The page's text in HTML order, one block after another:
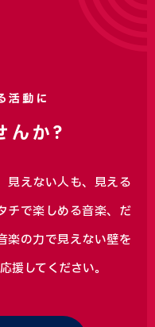
活動に
んか?
見えない人も、見える
で楽しめる音楽、 だ
楽の力で見えない壁を
援してください。